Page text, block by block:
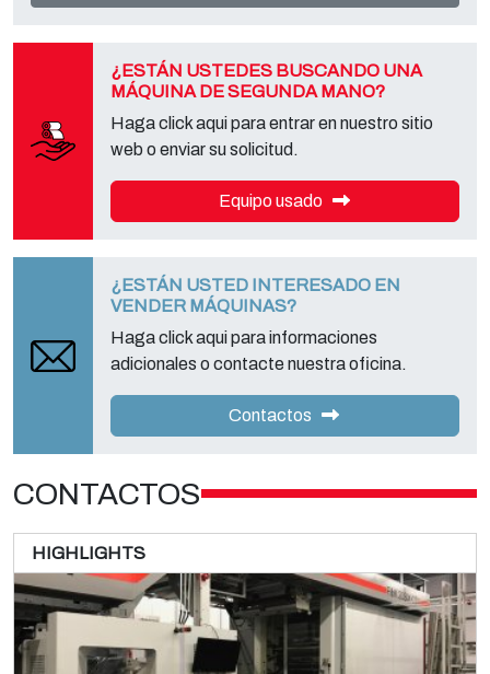
ejercer todos los derechos previstos y para obtener la información
¿ESTÁN USTEDES BUSCANDO UNA
MÁQUINA DE SEGUNDA MANO?
Haga click aqui para entrar en nuestro sitio
web o enviar su solicitud.
Equipo usado
¿ESTÁN USTED INTERESADO EN
VENDER MÁQUINAS?
Haga click aqui para informaciones
adicionales o contacte nuestra oficina.
Contactos
CONTACTOS
HIGHLIGHTS